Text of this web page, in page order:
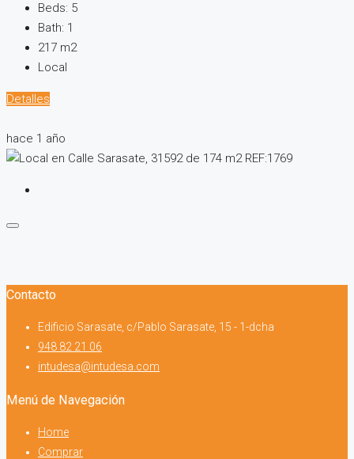
Beds: 5
Bath: 1
217 m2
Local
Detalles
hace 1 año
Contacto
Edificio Sarasate, c/Pablo Sarasate, 15 - 1-dcha
948 82 21 06
intudesa@intudesa.com
Menú de Navegación
Home
Comprar